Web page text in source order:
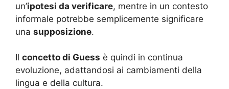
un’ipotesi da verificare, mentre in un contesto
informale potrebbe semplicemente significare
una supposizione.
Il concetto di Guess è quindi in continua
evoluzione, adattandosi ai cambiamenti della
lingua e della cultura.